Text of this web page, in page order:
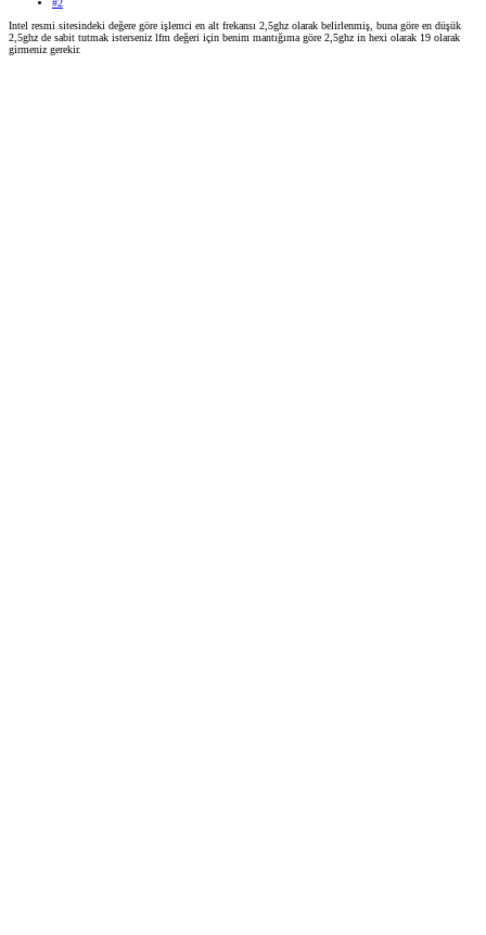
#2
Intel resmi sitesindeki değere göre işlemci en alt frekansı 2,5ghz olarak belirlenmiş, buna göre en düşük
2,5ghz de sabit tutmak isterseniz lfm değeri için benim mantığıma göre 2,5ghz in hexi olarak 19 olarak
girmeniz gerekir.